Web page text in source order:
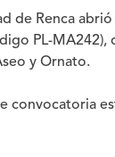
de Renca
PL-MA242),
y Ornato.
convocatoria